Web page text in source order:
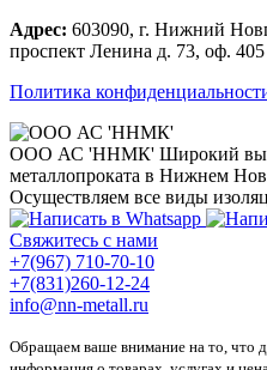
Адрес: 603090, г. Нижний
проспект Ленина д. 73, оф. 405
Политика
ООО АС 'ННМК' Широкий
металлопроката в Нижнем
Осуществляем все виды
Свяжитесь с нами
+7(967) 710-70-10
+7(831)260-12-24
info@nn-metall.ru
Обращаем ваше внимание на то, что